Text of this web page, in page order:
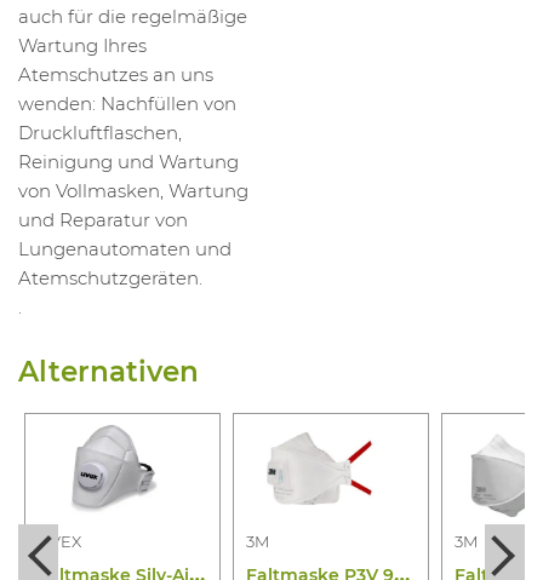
auch für die regelmäßige
Wartung Ihres
Atemschutzes an uns
wenden: Nachfüllen von
Druckluftflaschen,
Reinigung und Wartung
von Vollmasken, Wartung
und Reparatur von
Lungenautomaten und
Atemschutzgeräten.
Alternativen
UVEX
F
altmaske Silv-Air 5310 FFP3
3M
F
altmaske P3V 9332+GEN3
3M